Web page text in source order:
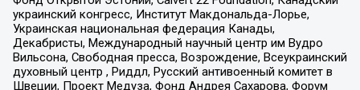
украинский конгресс, Институт Макдональда-Лорье,
Украинская национальная федерация Канады,
Декабристы, Международный научный центр им Вудро
Вильсона, Свободная пресса, Возрождение, Всеукраинский
духовный центр , Риддл, Русский антивоенный комитет в
Швеции, Проект Медуза, Фонд Андрея Сахарова, Форум